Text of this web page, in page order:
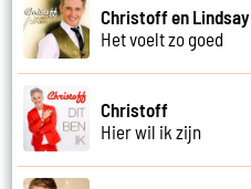
Christoff en Lindsay
Het voelt zo goed
Christoff
Hier wil ik zijn